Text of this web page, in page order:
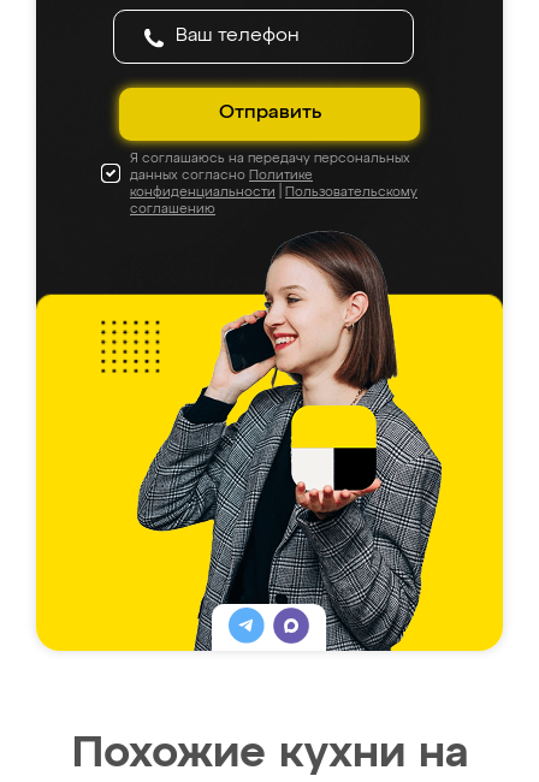
Отправить
Я соглашаюсь на передачу персональных
данных согласно Политике
конфиденциальности
Пользовательскому
соглашению
Похожие кухни на